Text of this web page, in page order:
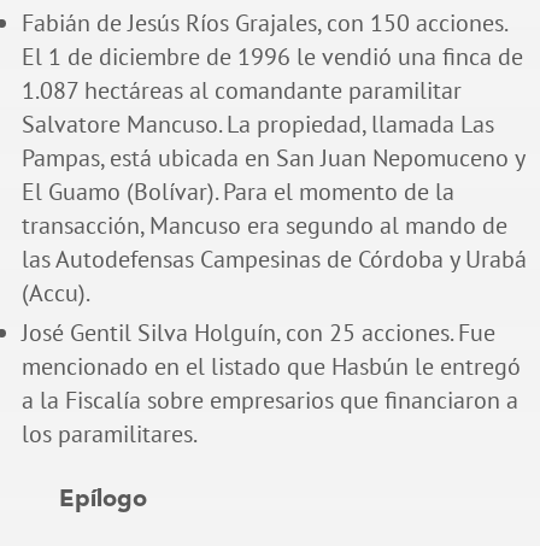
Fabián de Jesús Ríos Grajales, con 150 acciones.
El 1 de diciembre de 1996 le vendió una finca de
1.087 hectáreas al comandante paramilitar
Salvatore Mancuso. La propiedad, llamada Las
Pampas, está ubicada en San Juan Nepomuceno y
El Guamo (Bolívar). Para el momento de la
transacción, Mancuso era segundo al mando de
las Autodefensas Campesinas de Córdoba y Urabá
(Accu).
José Gentil Silva Holguín, con 25 acciones. Fue
mencionado en el listado que Hasbún le entregó
a la Fiscalía sobre empresarios que financiaron a
los paramilitares.
Epílogo